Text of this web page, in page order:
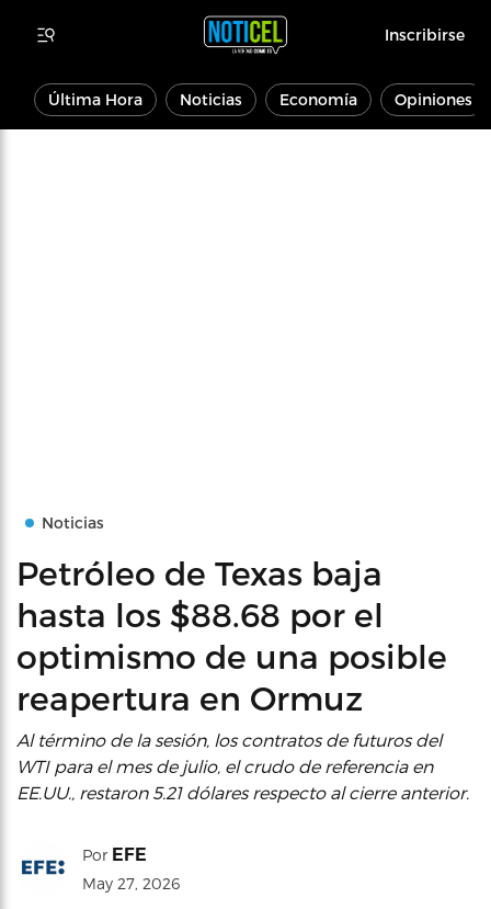
Inscribirse
Última Hora Noticias Economía Opiniones
Noticias
Petróleo de Texas baja
hasta los $88.68 por el
optimismo de una posible
reapertura en Ormuz
Al término de la sesión, los contratos de futuros del
WTI para el mes de julio, el crudo de referencia en
EE.UU., restaron 5.21 dólares respecto al cierre anterior.
Por EFE
May 27, 2026